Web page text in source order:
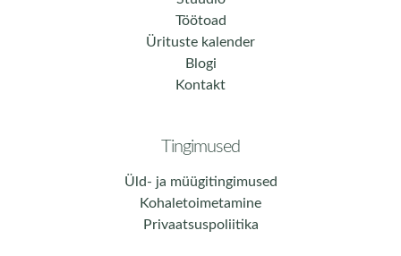
Töötoad
Ürituste kalender
Blogi
Kontakt
Tingimused
Üld- ja müügitingimused
Kohaletoimetamine
Privaatsuspoliitika